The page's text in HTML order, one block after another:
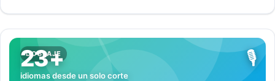
DOBLAJE 🎙️
23+
idiomas desde un solo corte